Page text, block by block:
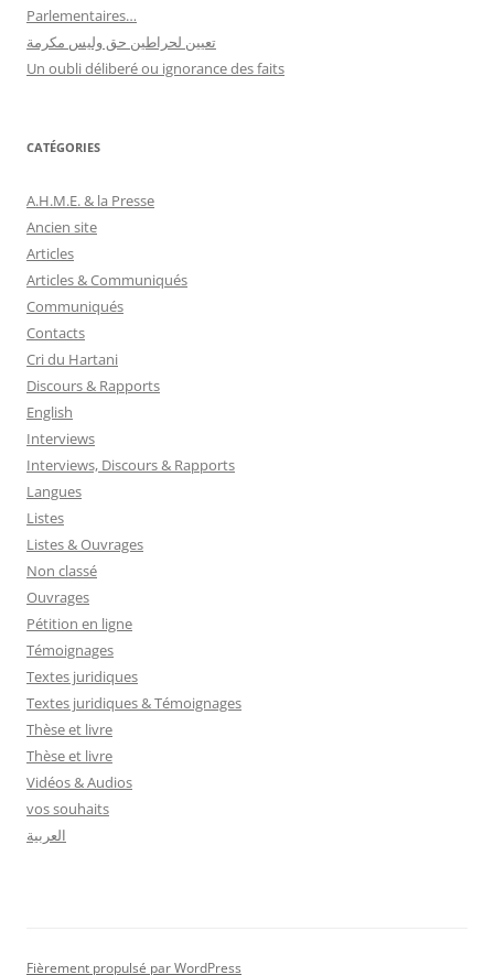
Parlementaires…
تعيين لحراطين حق وليس مكرمة
Un oubli déliberé ou ignorance des faits
CATÉGORIES
A.H.M.E. & la Presse
Ancien site
Articles
Articles & Communiqués
Communiqués
Contacts
Cri du Hartani
Discours & Rapports
English
Interviews
Interviews, Discours & Rapports
Langues
Listes
Listes & Ouvrages
Non classé
Ouvrages
Pétition en ligne
Témoignages
Textes juridiques
Textes juridiques & Témoignages
Thèse et livre
Thèse et livre
Vidéos & Audios
vos souhaits
العربية
Fièrement propulsé par WordPress